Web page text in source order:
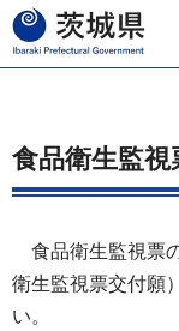
茨城県
食品衛生監視
食品衛生監視票
衛生監視票交付願
い。